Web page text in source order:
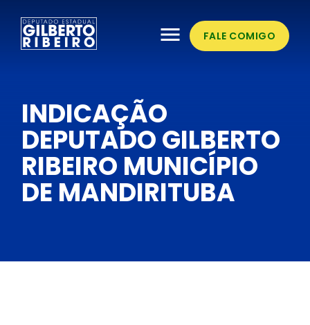
FALE COMIGO
menu
INDICAÇÃO
DEPUTADO GILBERTO
RIBEIRO MUNICÍPIO
DE MANDIRITUBA